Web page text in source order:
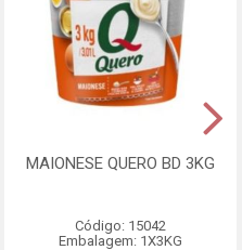
MAIONESE QUERO BD 3KG
Código: 15042
Embalagem: 1X3KG